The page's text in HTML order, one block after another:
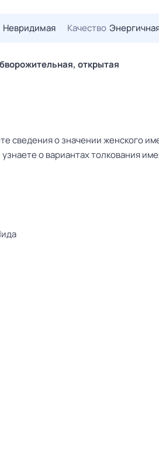
Невридимая Качество
открытая
сведения о значении женского
о вариантах толкования